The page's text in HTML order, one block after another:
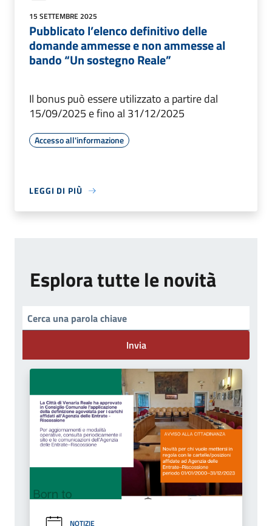
15 SETTEMBRE 2025
Pubblicato l’elenco definitivo delle
domande ammesse e non ammesse al
bando “Un sostegno Reale”
Il bonus può essere utilizzato a partire dal
15/09/2025 e fino al 31/12/2025
Accesso all'informazione
LEGGI DI PIÙ
Esplora tutte le novità
Invia
NOTIZIE